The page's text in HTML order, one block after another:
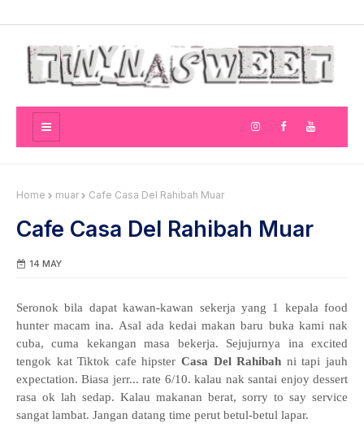
Home muar Cafe Casa Del Rahibah Muar
Cafe Casa Del Rahibah Muar
14 MAY
Seronok bila dapat kawan-kawan sekerja yang 1 kepala food
hunter macam ina. Asal ada kedai makan baru buka kami nak
cuba, cuma kekangan masa bekerja. Sejujurnya ina excited
tengok kat Tiktok cafe hipster Casa Del Rahibah ni tapi jauh
expectation. Biasa jerr... rate 6/10. kalau nak santai enjoy dessert
rasa ok lah sedap. Kalau makanan berat, sorry to say service
sangat lambat. Jangan datang time perut betul-betul lapar.